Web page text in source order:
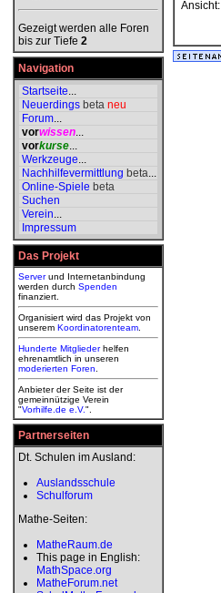
Gezeigt werden alle Foren
bis zur Tiefe 2
Navigation
Startseite...
Neuerdings beta neu
Forum...
vorwissen...
vorkurse...
Werkzeuge...
Nachhilfevermittlung beta...
Online-Spiele beta
Suchen
Verein...
Impressum
Das Projekt
Serverund Internetanbindung
werden durch Spenden
finanziert.
Organisiert wird das Projekt von
unserem Koordinatorenteam
Hunderte Mitgliederhelfen
ehrenamtlich in unseren
moderierten Foren
Anbieter der Seite ist der
gemeinnützige Verein
"Vorhilfe.de e.V.".
Partnerseiten
Dt. Schulen im Ausland:
Auslandsschule
Schulforum
Mathe-Seiten:
MatheRaum.de
This page in English:
MathSpace.org
MatheForum.net
Ansicht: